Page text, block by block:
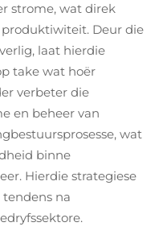
strome, wat direk
Deur die
laat hierdie
take wat hoër
verbeter die
en beheer van
wat
binne
Hierdie strategiese
na